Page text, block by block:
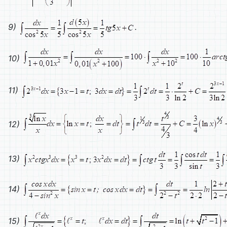
9) .
10)
11)
12)
13)
14)
15)